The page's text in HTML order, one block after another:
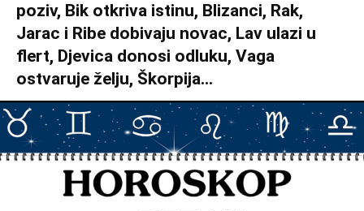
poziv, Bik otkriva istinu, Blizanci, Rak,
Jarac i Ribe dobivaju novac, Lav ulazi u
flert, Djevica donosi odluku, Vaga
ostvaruje želju, Škorpija...